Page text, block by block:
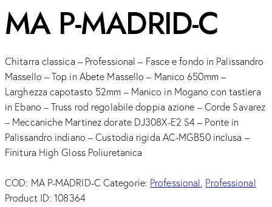
MA P-MADRID-C
Chitarra classica – Professional – Fasce e fondo in Palissandro
Massello – Top in Abete Massello – Manico 650mm –
Larghezza capotasto 52mm – Manico in Mogano con tastiera
in Ebano – Truss rod regolabile doppia azione – Corde Savarez
– Meccaniche Martinez dorate DJ308X-E2 S4 – Ponte in
Palissandro indiano – Custodia rigida AC-MGB50 inclusa –
Finitura High Gloss Poliuretanica
COD: MA P-MADRID-C Categorie: Professional, Professional
Product ID:108364